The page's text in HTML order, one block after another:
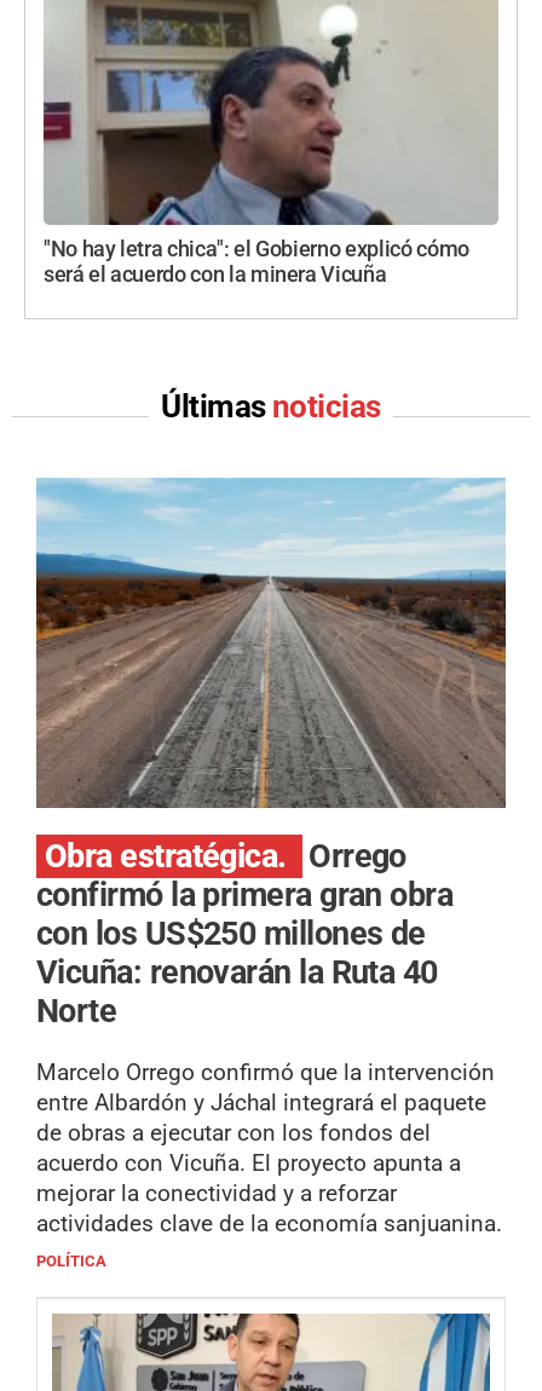
"No hay letra chica": el Gobierno explicó cómo
será el acuerdo con la minera Vicuña
Últimas noticias
Obra estratégica.
Orrego
confirmó la primera gran obra
con los US$250 millones de
Vicuña: renovarán la Ruta 40
Norte
Marcelo Orrego confirmó que la intervención
entre Albardón y Jáchal integrará el paquete
de obras a ejecutar con los fondos del
acuerdo con Vicuña. El proyecto apunta a
mejorar la conectividad y a reforzar
actividades clave de la economía sanjuanina.
POLÍTICA